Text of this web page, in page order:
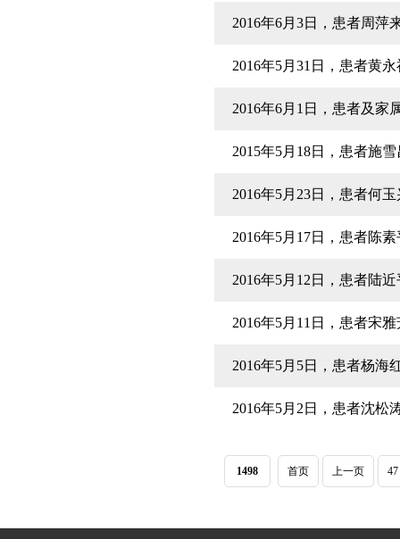
2016年6月3日，患者周萍
2016年5月31日，患者黄
2016年6月1日，患者及家
2015年5月18日，患者施
2016年5月23日，患者何
2016年5月17日，患者陈
2016年5月12日，患者陆
2016年5月11日，患者宋
2016年5月5日，患者杨海
2016年5月2日，患者沈松
1498 首页 上一页 47